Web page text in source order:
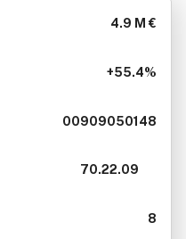
4.9 M €
+55.4%
00909050148
70.22.09
8